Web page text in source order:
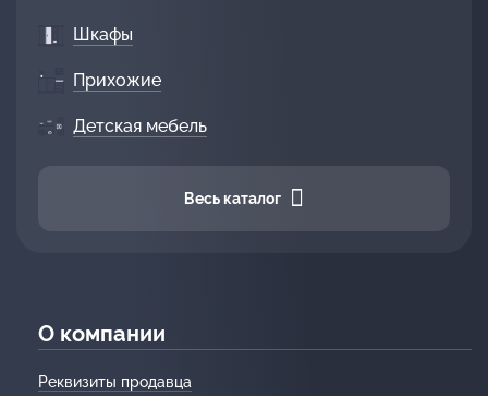
Шкафы
Прихожие
Детская мебель
Весь каталог
О компании
Реквизиты продавца